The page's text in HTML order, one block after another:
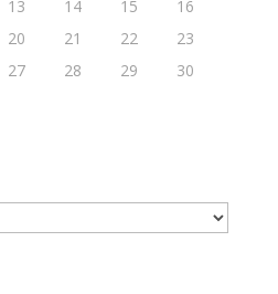
13 14 15
16
20 21 22
23
27 28 29
30